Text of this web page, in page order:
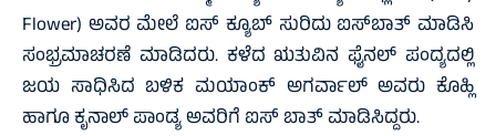
Flower) ಅವರ ಮೇಲೆ ಐಸ್ ಕ್ಯೂಬ್‌ ಸುರಿದು ಐಸ್‌ಬಾತ್ ಮಾಡಿಸಿ
ಸಂಭ್ರಮಾಚರಣೆ ಮಾಡಿದರು. ಕಳೆದ ಋತುವಿನ ಫೈನಲ್ ಪಂದ್ಯದಲ್ಲಿ
ಜಯ ಸಾಧಿಸಿದ ಬಳಿಕ ಮಯಾಂಕ್ ಅಗರ್ವಾಲ್ ಅವರು ಕೊಹ್ಲಿ
ಹಾಗೂ ಕೃನಾಲ್ ಪಾಂಡ್ಯ ಅವರಿಗೆ ಐಸ್ ಬಾತ್ ಮಾಡಿಸಿದ್ದರು.